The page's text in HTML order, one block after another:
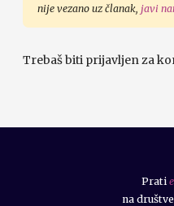
nije vezano uz članak, javi
Trebaš biti prijavljen za
Prati
na